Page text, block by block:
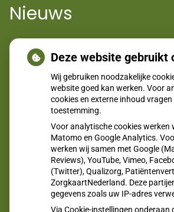
Nieuws
Jong en alert: hoe je borstkanker
dan een knobbeltje
Sinds huisartsen afslankmedicijnen
neemt gebruik toe
Eigen risico gaat onder toekomstig
Schurft sinds corona geen vergeten
uitbraken fors gestegen
CZ vergoedt zorg van twee
revalidatieartsen niet meer
Deze website gebruikt
Wij gebruiken noodzakelijke
website goed kan werken. Voor
cookies en externe inhoud
toestemming.
Voor analytische cookies werken
Matomo en Google Analytics.
werken wij samen met Google
Reviews), YouTube, Vimeo,
(Twitter), Qualizorg,
ZorgkaartNederland. Deze
gegevens zoals uw IP-adres
Via Cookie-instellingen onderaan